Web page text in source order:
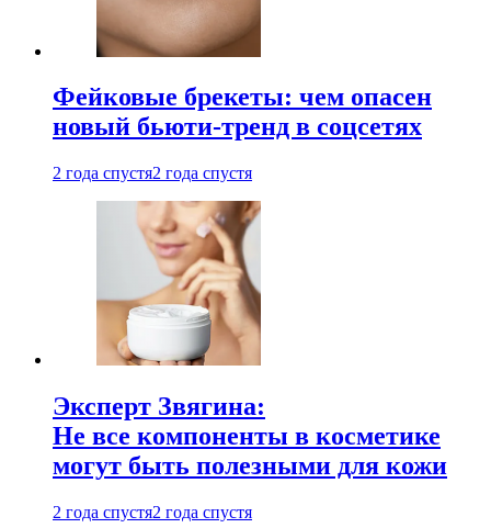
Фейковые брекеты: чем опасен
новый бьюти-тренд в соцсетях
2 года спустя2 года спустя
Эксперт Звягина:
Не все компоненты в косметике
могут быть полезными для кожи
2 года спустя2 года спустя